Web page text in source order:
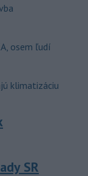
osem ľudí
klimatizáciu
SR